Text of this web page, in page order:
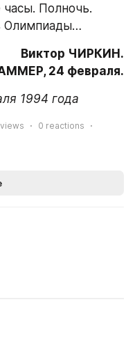
Полночь.
Олимпиады…
Виктор ЧИРКИН.
24 февраля.
1994 года
views 0 reactions